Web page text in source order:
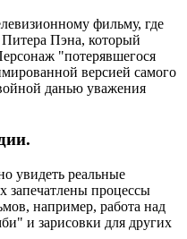
фильму, где
Пэна, который
"потерявшегося
версией самого
данью уважения
увидеть реальные
запечатлены процессы
например, работа над
и зарисовки для других